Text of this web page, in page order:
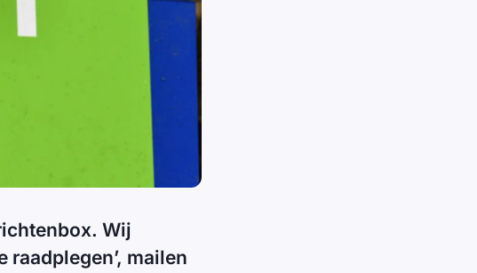
Wij
mailen